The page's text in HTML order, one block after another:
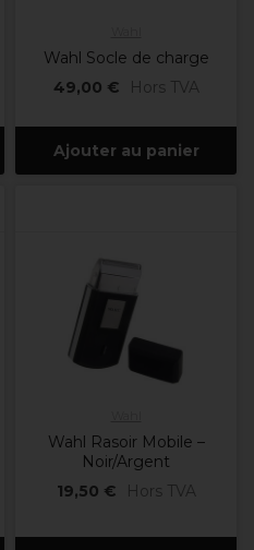
Wahl Socle de charge
49,00 €
Hors TVA
Ajouter au panier
Wahl Rasoir Mobile –
Noir/Argent
19,50 €
Hors TVA